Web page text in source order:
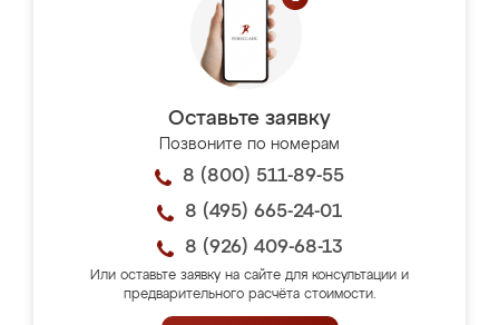
Оставьте заявку
Позвоните по номерам
8 (800) 511-89-55
8 (495) 665-24-01
8 (926) 409-68-13
Или оставьте заявку на сайте для консультации и
предварительного расчёта стоимости.